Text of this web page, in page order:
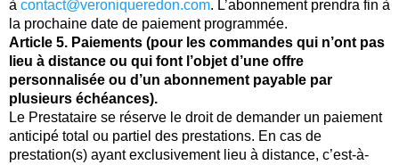
à contact@veroniqueredon.com. L’abonnement prendra fin à
la prochaine date de paiement programmée.
Article 5. Paiements (pour les commandes qui n’ont pas
lieu à distance ou qui font l’objet d’une offre
personnalisée ou d’un abonnement payable par
plusieurs échéances).
Le Prestataire se réserve le droit de demander un paiement
anticipé total ou partiel des prestations. En cas de
prestation(s) ayant exclusivement lieu à distance, c’est-à-